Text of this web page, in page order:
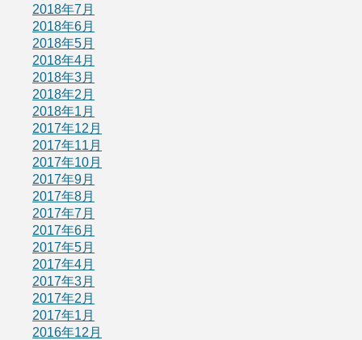
2018年7月
2018年6月
2018年5月
2018年4月
2018年3月
2018年2月
2018年1月
2017年12月
2017年11月
2017年10月
2017年9月
2017年8月
2017年7月
2017年6月
2017年5月
2017年4月
2017年3月
2017年2月
2017年1月
2016年12月